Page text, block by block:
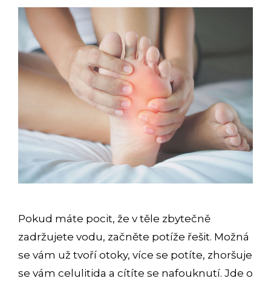
Pokud máte pocit, že v těle zbytečně
zadržujete vodu, začněte potíže řešit. Možná
se vám už tvoří otoky, více se potíte, zhoršuje
se vám celulitida a cítíte se nafouknutí. Jde o